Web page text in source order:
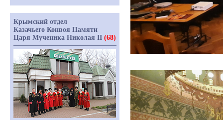
Крымский отдел
Казачьего Конвоя Памяти
Царя Мученика Николая II (68)